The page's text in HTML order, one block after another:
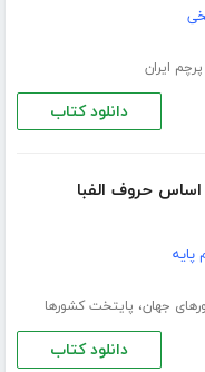
پرچم ایران
دانلود کتاب
حروف الفبا
پایه
جهان، پایتخت کشورها
دانلود کتاب